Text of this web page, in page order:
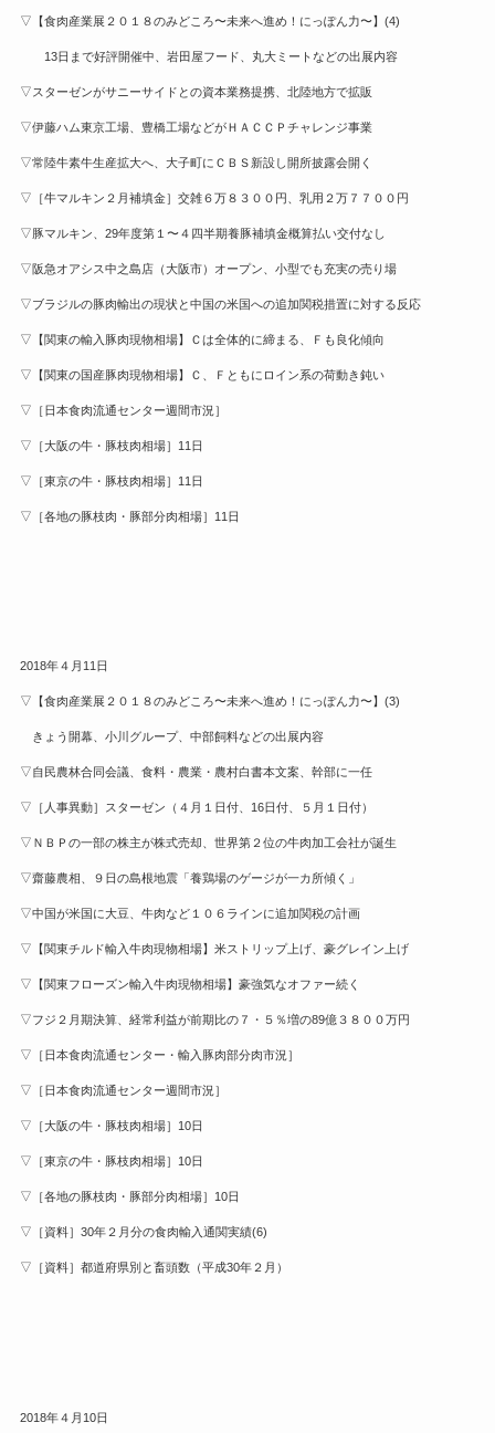
▽【食肉産業展２０１８のみどころ〜未来へ進め！にっぽん力〜】(4)
13日まで好評開催中、岩田屋フード、丸大ミートなどの出展内容
▽スターゼンがサニーサイドとの資本業務提携、北陸地方で拡販
▽伊藤ハム東京工場、豊橋工場などがＨＡＣＣＰチャレンジ事業
▽常陸牛素牛生産拡大へ、大子町にＣＢＳ新設し開所披露会開く
▽［牛マルキン２月補填金］交雑６万８３００円、乳用２万７７００円
▽豚マルキン、29年度第１〜４四半期養豚補填金概算払い交付なし
▽阪急オアシス中之島店（大阪市）オープン、小型でも充実の売り場
▽ブラジルの豚肉輸出の現状と中国の米国への追加関税措置に対する反応
▽【関東の輸入豚肉現物相場】Ｃは全体的に締まる、Ｆも良化傾向
▽【関東の国産豚肉現物相場】Ｃ、Ｆともにロイン系の荷動き鈍い
▽［日本食肉流通センター週間市況］
▽［大阪の牛・豚枝肉相場］11日
▽［東京の牛・豚枝肉相場］11日
▽［各地の豚枝肉・豚部分肉相場］11日
2018年４月11日
▽【食肉産業展２０１８のみどころ〜未来へ進め！にっぽん力〜】(3)
きょう開幕、小川グループ、中部飼料などの出展内容
▽自民農林合同会議、食料・農業・農村白書本文案、幹部に一任
▽［人事異動］スターゼン（４月１日付、16日付、５月１日付）
▽ＮＢＰの一部の株主が株式売却、世界第２位の牛肉加工会社が誕生
▽齋藤農相、９日の島根地震「養鶏場のゲージが一カ所傾く」
▽中国が米国に大豆、牛肉など１０６ラインに追加関税の計画
▽【関東チルド輸入牛肉現物相場】米ストリップ上げ、豪グレイン上げ
▽【関東フローズン輸入牛肉現物相場】豪強気なオファー続く
▽フジ２月期決算、経常利益が前期比の７・５％増の89億３８００万円
▽［日本食肉流通センター・輸入豚肉部分肉市況］
▽［日本食肉流通センター週間市況］
▽［大阪の牛・豚枝肉相場］10日
▽［東京の牛・豚枝肉相場］10日
▽［各地の豚枝肉・豚部分肉相場］10日
▽［資料］30年２月分の食肉輸入通関実績(6)
▽［資料］都道府県別と畜頭数（平成30年２月）
2018年４月10日